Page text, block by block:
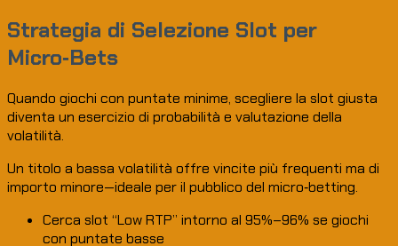
Strategia di Selezione Slot per
Micro‑Bets
Quando giochi con puntate minime, scegliere la slot giusta
diventa un esercizio di probabilità e valutazione della
volatilità.
Un titolo a bassa volatilità offre vincite più frequenti ma di
importo minore—ideale per il pubblico del micro‑betting.
Cerca slot “Low RTP” intorno al 95%–96% se giochi
con puntate basse